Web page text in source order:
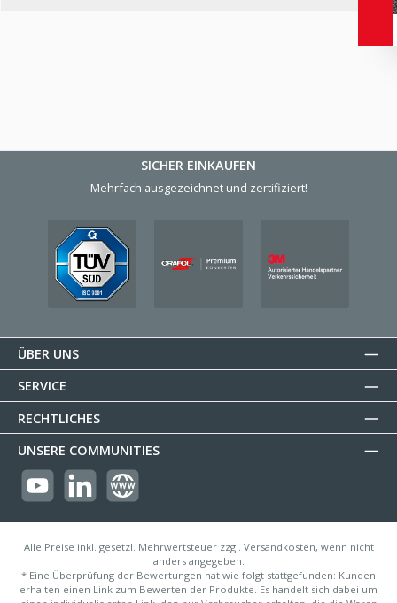
SICHER EINKAUFEN
Mehrfach ausgezeichnet und zertifiziert!
ÜBER UNS
SERVICE
RECHTLICHES
UNSERE COMMUNITIES
https://youtube.com/@reflectogmbh2119?si=Oew0U3xn87ZcBMoM
LinkedIn Website
Alle Preise inkl. gesetzl. Mehrwertsteuer zzgl. Versandkosten, wenn nicht
anders angegeben.
* Eine Überprüfung der Bewertungen hat wie folgt stattgefunden: Kunden
erhalten einen Link zum Bewerten der Produkte. Es handelt sich dabei um